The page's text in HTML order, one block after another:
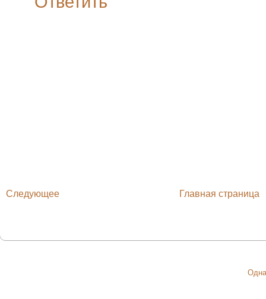
Следующее Главная страница